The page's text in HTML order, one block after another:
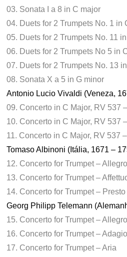
03. Sonata I a 8 in C major
04. Duets for 2 Trumpets No. 1 in
05. Duets for 2 Trumpets No. 11
06. Duets for 2 Trumpets No 5 in
07. Duets for 2 Trumpets No. 13
08. Sonata X a 5 in G minor
Antonio Lucio Vivaldi (Veneza,
09. Concerto in C Major, RV 537
10. Concerto in C Major, RV 537
11. Concerto in C Major, RV 537
Tomaso Albinoni (Itália, 1671 –
12. Concerto for Trumpet –
13. Concerto for Trumpet –
14. Concerto for Trumpet – Presto
Georg Philipp Telemann
15. Concerto for Trumpet – Allegro
16. Concerto for Trumpet – Adagio
17. Concerto for Trumpet – Aria